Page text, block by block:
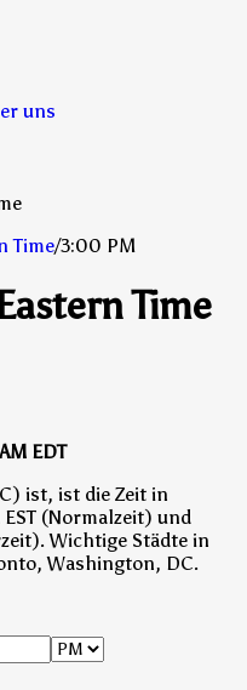
uns
Time/3:00 PM
Time
EDT
ist, ist die Zeit in
(Normalzeit) und
.Wichtige Städte in
Washington, DC.